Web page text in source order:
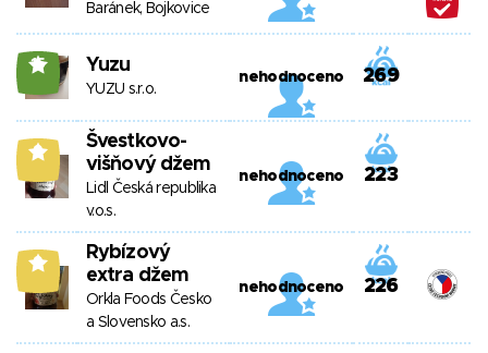
Baránek, Bojkovice
15 Yuzu
YUZU s.r.o.
nehodnoceno 269
9
Švestkovo-
višňový džem
Lidl Česká republika
v.o.s.
nehodnoceno 223
9
Rybízový
extra džem
Orkla Foods Česko
a Slovensko a.s.
nehodnoceno 226